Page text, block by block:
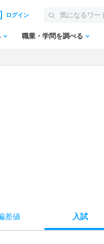
ログイン
職業・学問を調べる
差値 入試